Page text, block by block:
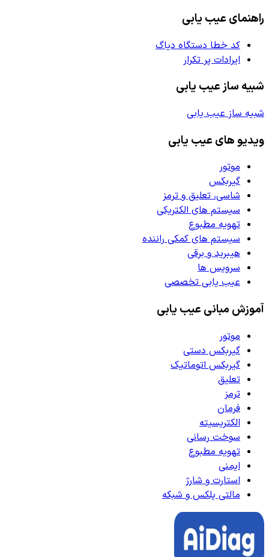
راهنمای عیب یابی
کد خطا دستگاه دیاگ
ایرادات پر تکرار
شبیه ساز عیب یابی
شبیه ساز عیب یابی
ویدیو های عیب یابی
موتور
گیربکس
شاسی، تعلیق و ترمز
سیستم های الکتریکی
تهویه مطبوع
سیستم های کمکی راننده
هیبرید و برقی
سرویس ها
عیب یابی تخصصی
آموزش مبانی عیب یابی
موتور
گیربکس دستی
گیربکس اتوماتیک
تعلیق
ترمز
فرمان
الکتریسیته
سوخت رسانی
تهویه مطبوع
ایمنی
استارت و شارژ
مالتی پلکس و شبکه